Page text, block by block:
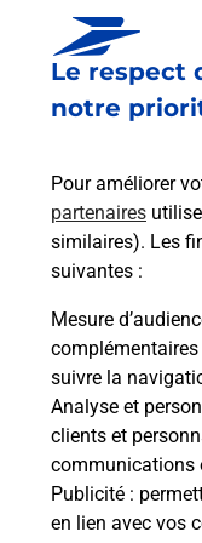
Le respect
notre
Pour améliorer
partenaires
similaires). Les
suivantes :
Mesure
suivre la
Analyse et
clients et
communications
Publicité :
en lien avec vos
Collecte du
Le Village
11140 Le Clat
Itinéraire
Le lien s'ouvre dans un